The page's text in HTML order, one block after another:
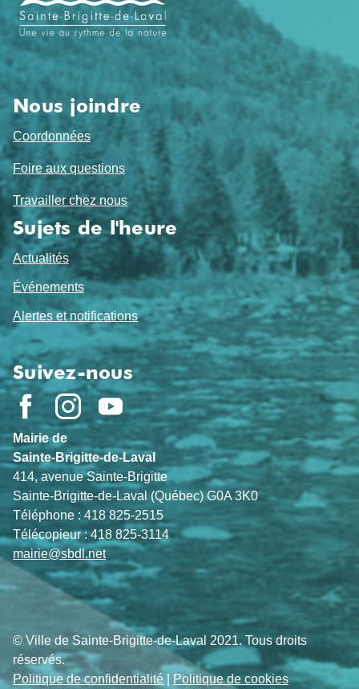
pied
de
page
Nous joindre
Coordonnées
Foire aux questions
Travailler chez nous
Sujets de l'heure
Actualités
Événements
Alertes et notifications
Suivez-nous
Mairie de
Sainte-Brigitte-de-Laval
414, avenue Sainte-Brigitte
Sainte-Brigitte-de-Laval (Québec) G0A 3K0
Téléphone : 418 825-2515
Télécopieur : 418 825-3114
mairie@sbdl.net
© Ville de Sainte-Brigitte-de-Laval 2021. Tous droits
réservés.
Politique de confidentialité
Politique de cookies